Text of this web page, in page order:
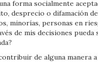
forma socialmente
desprecio o difamación
minorías, personas en
de mis decisiones pueda
de alguna manera